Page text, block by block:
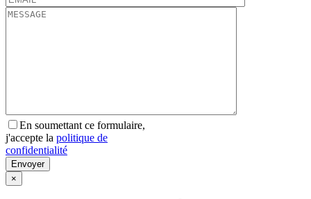
En soumettant ce formulaire,
j'accepte la politique de
confidentialité
×